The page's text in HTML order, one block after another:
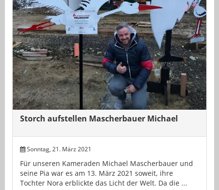
Storch aufstellen Mascherbauer Michael
Sonntag, 21. März 2021
Für unseren Kameraden Michael Mascherbauer und
seine Pia war es am 13. März 2021 soweit, ihre
Tochter Nora erblickte das Licht der Welt. Da die ...